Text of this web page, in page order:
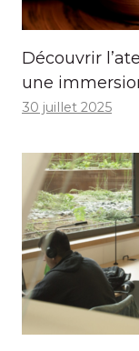
Découvrir
une
30 juillet 2025